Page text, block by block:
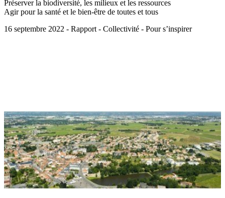
Préserver la biodiversité, les milieux et les ressources
Agir pour la santé et le bien-être de toutes et tous
16 septembre 2022 - Rapport - Collectivité - Pour s’inspirer